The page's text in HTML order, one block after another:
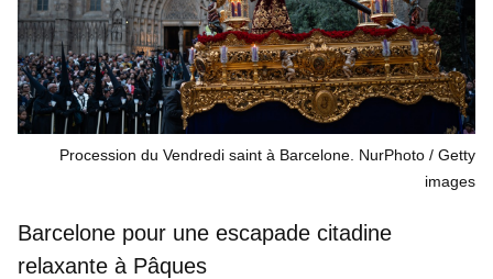
Procession du Vendredi saint à Barcelone. NurPhoto
Getty
images
Barcelone pour une escapade citadine
relaxante à Pâques